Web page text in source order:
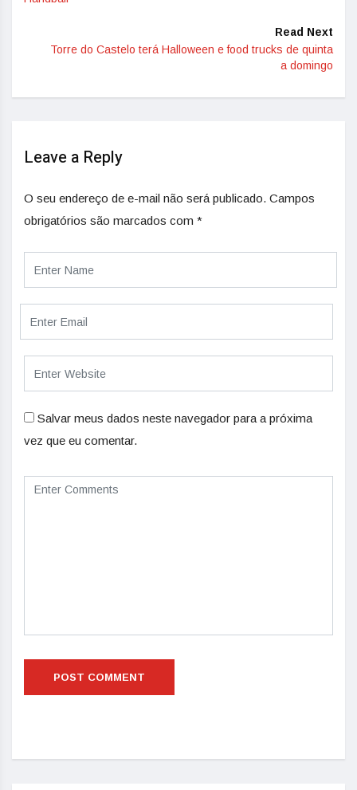
Read Next
Torre do Castelo terá Halloween e food trucks de quinta
a domingo
Leave a Reply
O seu endereço de e-mail não será publicado. Campos
obrigatórios são marcados com *
Salvar meus dados neste navegador para a próxima
vez que eu comentar.